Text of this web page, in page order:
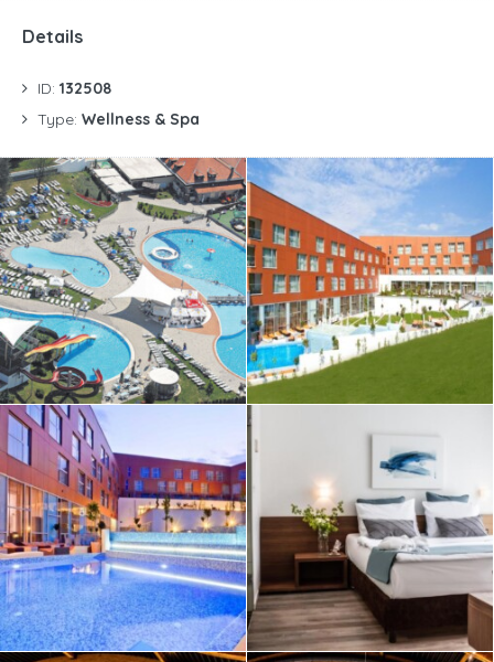
Details
ID: 132508
Type: Wellness & Spa